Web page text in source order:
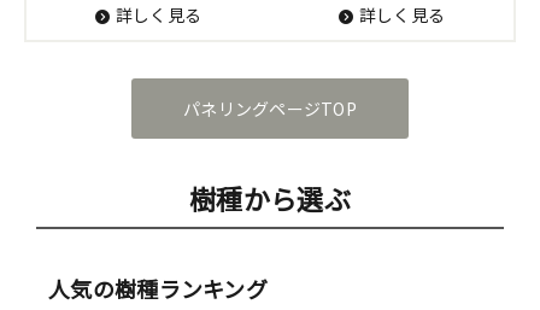
詳しく見る 詳しく見る
パネリングページTOP
樹種から選ぶ
人気の樹種ランキング